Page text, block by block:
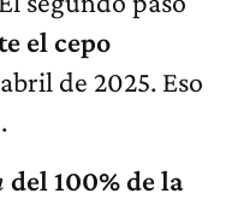
el cepo
de 2025. Eso
del 100% de la